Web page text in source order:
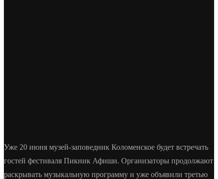
Уже 20 июня музей-заповедник Коломенское будет встречать
гостей фестиваля Пикник Афиши. Организаторы продолжают
раскрывать музыкальную программу и уже объявили третью